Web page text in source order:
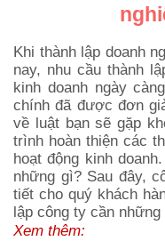
Khi thành lập doanh
nay, nhu cầu thành
kinh doanh ngày
chính đã được đơn
về luật bạn sẽ gặp
trình hoàn thiện các
hoạt động kinh
những gì? Sau đây,
tiết cho quý khách
lập công ty cần những
Xem thêm: